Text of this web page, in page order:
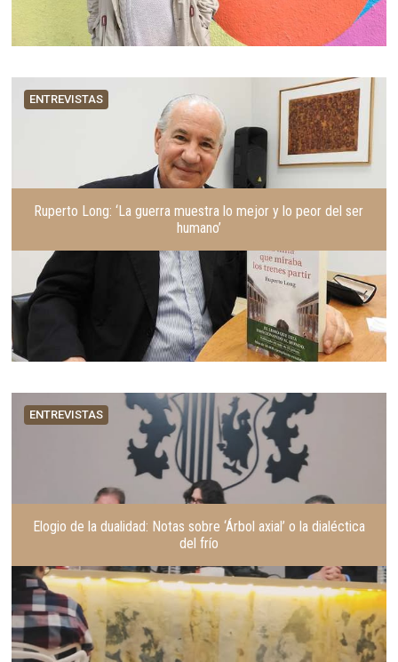
ENTREVISTAS
Ruperto Long: ‘La guerra muestra lo mejor y lo peor del ser
humano’
ENTREVISTAS
Elogio de la dualidad: Notas sobre ‘Árbol axial’ o la dialéctica
del frío